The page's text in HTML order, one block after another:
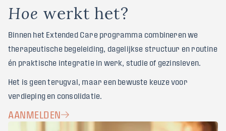
Hoe werkt het?
Binnen het Extended Care programma combineren we
therapeutische begeleiding, dagelijkse structuur en routine
én praktische integratie in werk, studie of gezinsleven.
Het is geen terugval, maar een bewuste keuze voor
verdieping en consolidatie.
AANMELDEN